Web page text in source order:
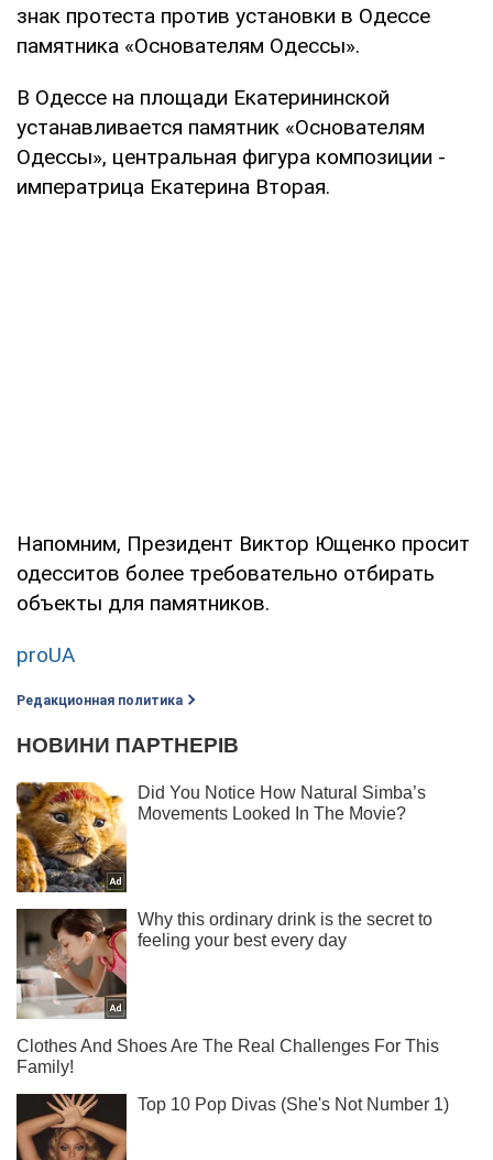
знак протеста против установки в Одессе
памятника «Основателям Одессы».
В Одессе на площади Екатерининской
устанавливается памятник «Основателям
Одессы», центральная фигура композиции -
императрица Екатерина Вторая.
Напомним, Президент Виктор Ющенко просит
одесситов более требовательно отбирать
объекты для памятников.
proUA
Редакционная политика